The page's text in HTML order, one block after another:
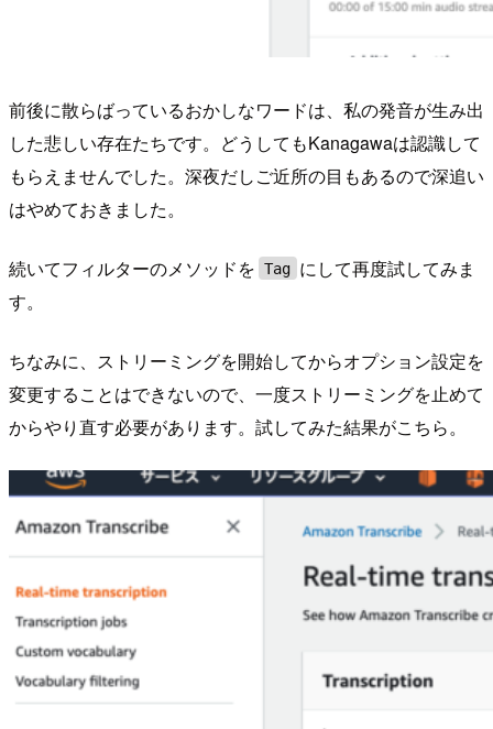
前後に散らばっているおかしなワードは、私の発音が生み出
した悲しい存在たちです。どうしてもKanagawaは認識して
もらえませんでした。深夜だしご近所の目もあるので深追い
はやめておきました。
続いてフィルターのメソッドを Tag にして再度試してみま
す。
ちなみに、ストリーミングを開始してからオプション設定を
変更することはできないので、一度ストリーミングを止めて
からやり直す必要があります。試してみた結果がこちら。